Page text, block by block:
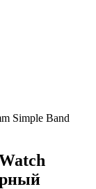
Simple Band